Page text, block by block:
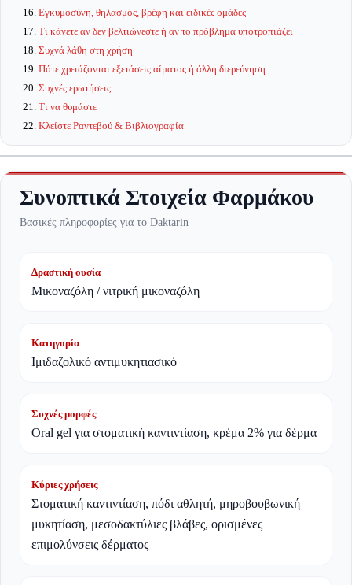
Εγκυμοσύνη, θηλασμός, βρέφη και ειδικές ομάδες
Τι κάνετε αν δεν βελτιώνεστε ή αν το πρόβλημα υποτροπιάζει
Συχνά λάθη στη χρήση
Πότε χρειάζονται εξετάσεις αίματος ή άλλη διερεύνηση
Συχνές ερωτήσεις
Τι να θυμάστε
Κλείστε Ραντεβού & Βιβλιογραφία
Συνοπτικά Στοιχεία Φαρμάκου
Βασικές πληροφορίες για το Daktarin
Δραστική ουσία
Μικοναζόλη / νιτρική μικοναζόλη
Κατηγορία
Ιμιδαζολικό αντιμυκητιασικό
Συχνές μορφές
Oral gel για στοματική καντιντίαση, κρέμα 2% για δέρμα
Κύριες χρήσεις
Στοματική καντιντίαση, πόδι αθλητή, μηροβουβωνική
μυκητίαση, μεσοδακτύλιες βλάβες, ορισμένες
επιμολύνσεις δέρματος